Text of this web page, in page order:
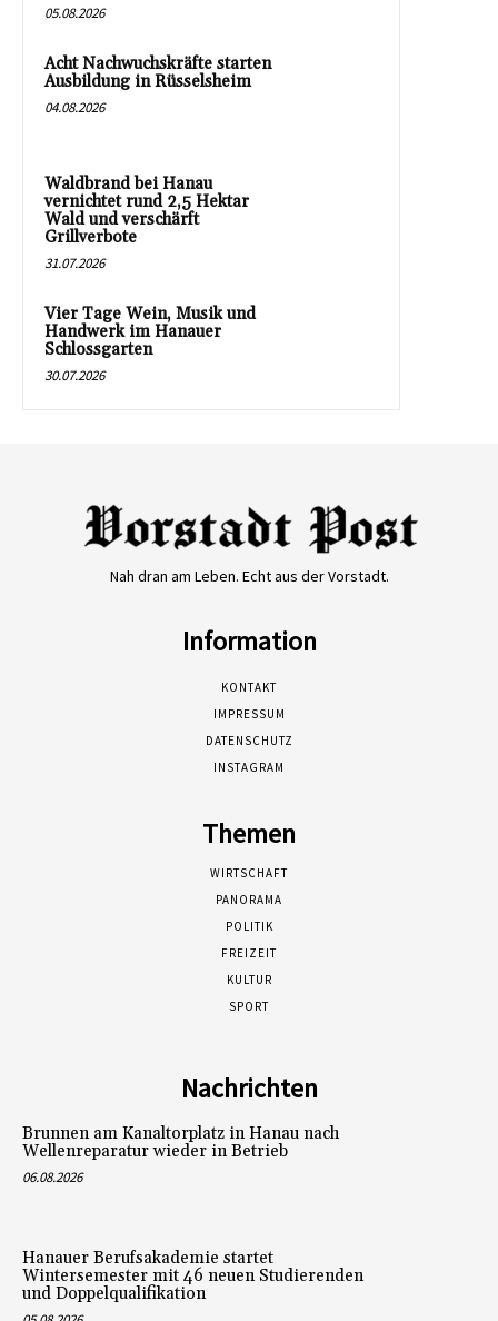
05.08.2026
Acht Nachwuchskräfte starten
Ausbildung in Rüsselsheim
04.08.2026
Waldbrand bei Hanau
vernichtet rund 2,5 Hektar
Wald und verschärft
Grillverbote
31.07.2026
Vier Tage Wein, Musik und
Handwerk im Hanauer
Schlossgarten
30.07.2026
Nah dran am Leben. Echt aus der Vorstadt.
Information
KONTAKT
IMPRESSUM
DATENSCHUTZ
INSTAGRAM
Themen
WIRTSCHAFT
PANORAMA
POLITIK
FREIZEIT
KULTUR
SPORT
Nachrichten
Brunnen am Kanaltorplatz in Hanau nach
Wellenreparatur wieder in Betrieb
06.08.2026
Hanauer Berufsakademie startet
Wintersemester mit 46 neuen Studierenden
und Doppelqualifikation